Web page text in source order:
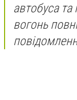
автобуса
вогонь